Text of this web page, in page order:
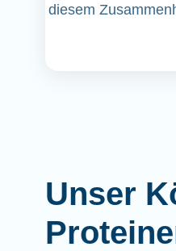
diesem
Unser